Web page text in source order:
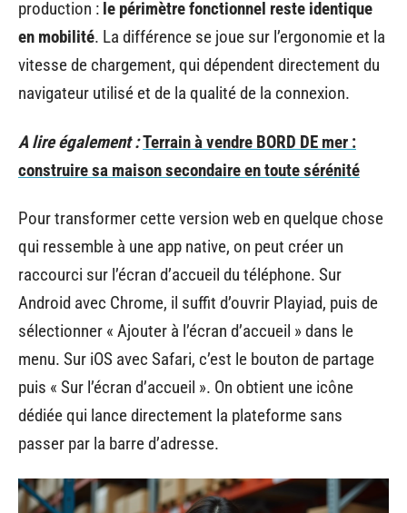
production : le périmètre fonctionnel reste identique
en mobilité. La différence se joue sur l’ergonomie et la
vitesse de chargement, qui dépendent directement du
navigateur utilisé et de la qualité de la connexion.
A lire également :Terrain à vendre BORD DE mer :
construire sa maison secondaire en toute sérénité
Pour transformer cette version web en quelque chose
qui ressemble à une app native, on peut créer un
raccourci sur l’écran d’accueil du téléphone. Sur
Android avec Chrome, il suffit d’ouvrir Playiad, puis de
sélectionner « Ajouter à l’écran d’accueil » dans le
menu. Sur iOS avec Safari, c’est le bouton de partage
puis « Sur l’écran d’accueil ». On obtient une icône
dédiée qui lance directement la plateforme sans
passer par la barre d’adresse.